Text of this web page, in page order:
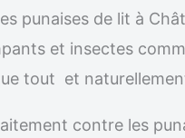
punaises de lit à
et insectes
tout et
contre les